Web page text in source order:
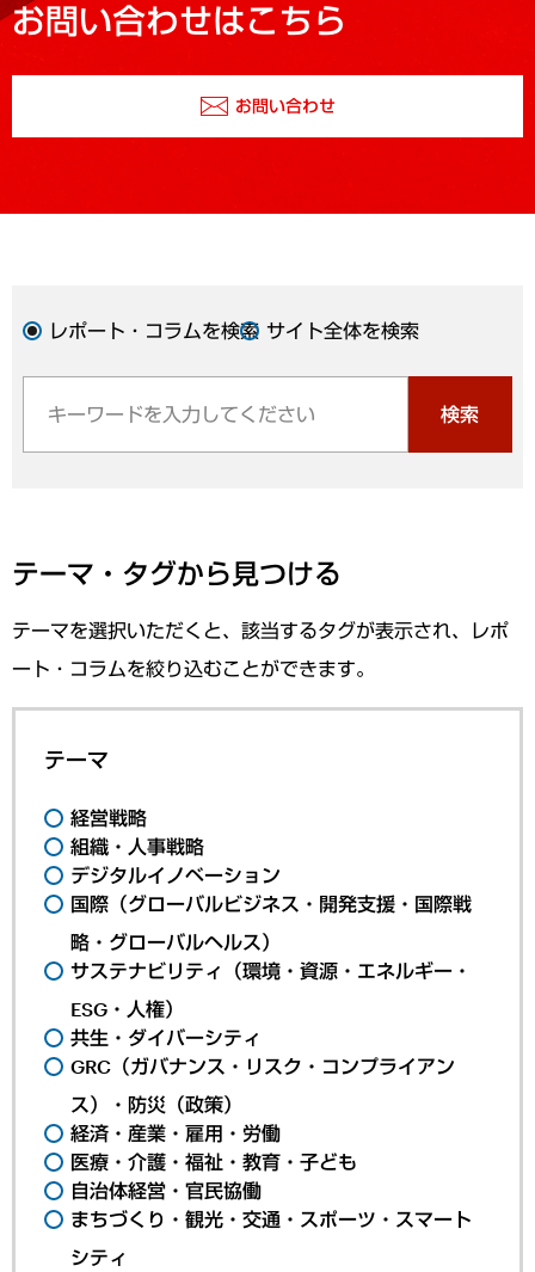
お問い合わせはこちら
お問い合わせ
レポート・コラムを検索 サイト全体を検索
検索
テーマ・タグから見つける
テーマを選択いただくと、該当するタグが表示され、レポ
ート・コラムを絞り込むことができます。
テーマ
経営戦略
組織・人事戦略
デジタルイノベーション
国際（グローバルビジネス・開発支援・国際戦
略・グローバルヘルス）
サステナビリティ（環境・資源・エネルギー・
ESG・人権）
共生・ダイバーシティ
GRC（ガバナンス・リスク・コンプライアン
ス）・防災（政策）
経済・産業・雇用・労働
医療・介護・福祉・教育・子ども
自治体経営・官民協働
まちづくり・観光・交通・スポーツ・スマート
シティ